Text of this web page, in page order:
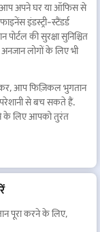
आप अपने घर या ऑफिस से
इंडस्ट्री-स्टैंडर्ड
की सुरक्षा सुनिश्चित
लोगों के लिए भी
आप फिज़िकल भुगतान
से बच सकते हैं.
के लिए आपको तुरंत
विशेषताएं और लाभ
और तेज़ कर दिया है.
पूरा करने के लिए,